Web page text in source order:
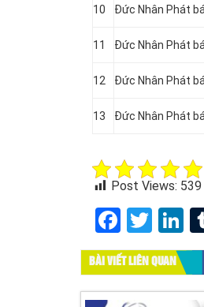
10 Đức Nhân Phát
11 Đức Nhân Phát
12 Đức Nhân Phát
13 Đức Nhân Phát
Post Views: 539
BÀI VIẾT LIÊN QUAN